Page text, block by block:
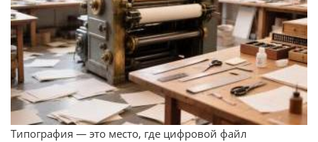
Типография — это место, где цифровой файл